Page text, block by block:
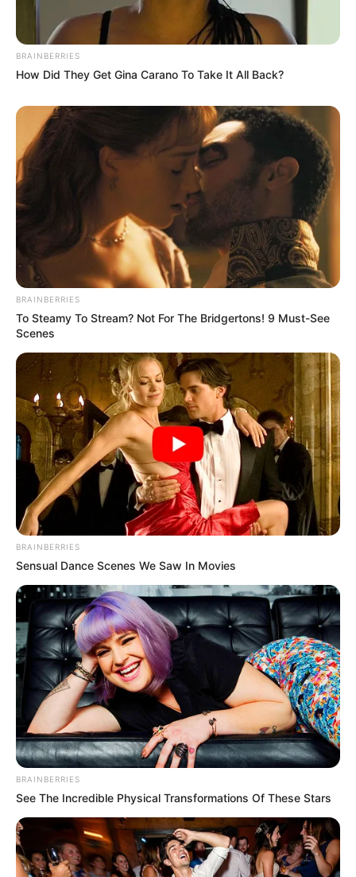
BRAINBERRIES
How Did They Get Gina Carano To Take It All Back?
BRAINBERRIES
To Steamy To Stream? Not For The Bridgertons! 9 Must-See
Scenes
BRAINBERRIES
Sensual Dance Scenes We Saw In Movies
BRAINBERRIES
See The Incredible Physical Transformations Of These Stars